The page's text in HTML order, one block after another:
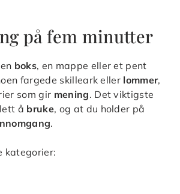
på fem minutter
boks, en mappe eller et pent
fargede skilleark eller lommer,
som gir mening. Det viktigste
å bruke, og at du holder på
.
kategorier: